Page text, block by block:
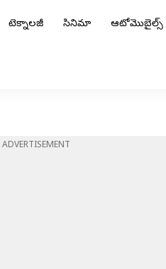
టెక్నాలజీ సినిమా ఆటోమొబైల్స్
ADVERTISEMENT